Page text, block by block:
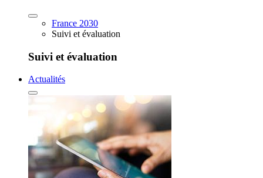
France 2030
Suivi et évaluation
Suivi et évaluation
Actualités